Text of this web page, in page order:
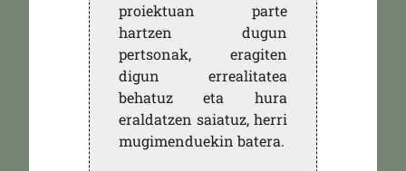
proiektuan parte
hartzen dugun
pertsonak, eragiten
digun errealitatea
behatuz eta hura
eraldatzen saiatuz, herri
mugimenduekin batera.